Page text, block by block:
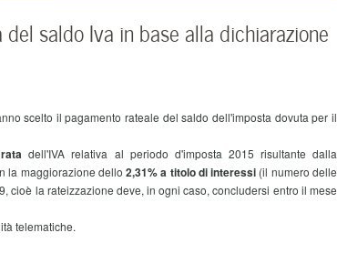
del saldo Iva in base alla dichiarazione
scelto il pagamento rateale del saldo dell'imposta dovuta per il
dell'IVA relativa al periodo d'imposta 2015 risultante dalla
la maggiorazione dello2,31% a titolo di interessi (il numero delle
cioè la rateizzazione deve, in ogni caso, concludersi entro il mese
telematiche.